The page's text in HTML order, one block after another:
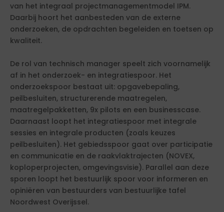
van het integraal projectmanagementmodel IPM.
Daarbij hoort het aanbesteden van de externe
onderzoeken, de opdrachten begeleiden en toetsen op
kwaliteit.
De rol van technisch manager speelt zich voornamelijk
af in het onderzoek- en integratiespoor. Het
onderzoekspoor bestaat uit: opgavebepaling,
peilbesluiten, structurerende maatregelen,
maatregelpakketten, 9x pilots en een businesscase.
Daarnaast loopt het integratiespoor met integrale
sessies en integrale producten (zoals keuzes
peilbesluiten). Het gebiedsspoor gaat over participatie
en communicatie en de raakvlaktrajecten (NOVEX,
koploperprojecten, omgevingsvisie). Parallel aan deze
sporen loopt het bestuurlijk spoor voor informeren en
opiniëren van bestuurders van bestuurlijke tafel
Noordwest Overijssel.